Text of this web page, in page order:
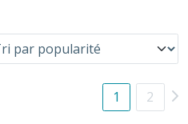
1 2